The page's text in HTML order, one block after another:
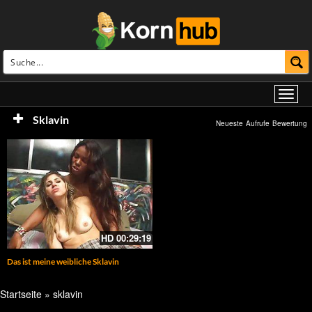
Sklavin Neueste Aufrufe Bewertung
HD 00:29:19
Das ist meine weibliche Sklavin
Startseite » sklavin